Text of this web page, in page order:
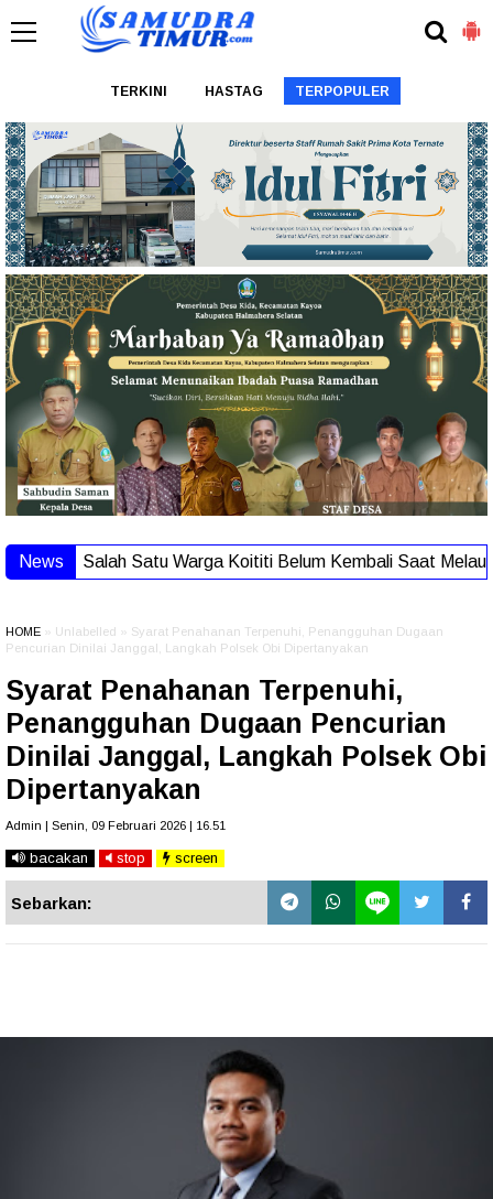
TERKINI HASTAG TERPOPULER
News
Salah Satu Warga Koititi Belum Kembali Saat Melaut,
HOME » Unlabelled » Syarat Penahanan Terpenuhi, Penangguhan Dugaan
Pencurian Dinilai Janggal, Langkah Polsek Obi Dipertanyakan
Syarat Penahanan Terpenuhi,
Penangguhan Dugaan Pencurian
Dinilai Janggal, Langkah Polsek Obi
Dipertanyakan
Admin | Senin, 09 Februari 2026 | 16.51
bacakan stop screen
Sebarkan: